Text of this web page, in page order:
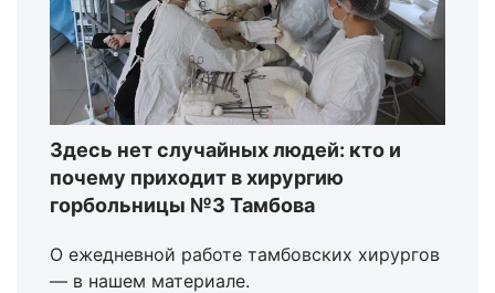
Здесь нет случайных людей: кто и
почему приходит в хирургию
горбольницы №3 Тамбова
О ежедневной работе тамбовских хирургов
— в нашем материале.